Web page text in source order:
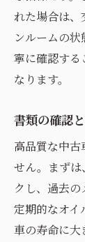
れた場合は
ンルームの
寧に確認する
なります。
書類の確認
高品質な中
せん。まずは
クし、過去の
定期的なオイ
車の寿命に大